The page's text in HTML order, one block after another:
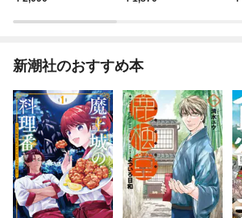
新潮社のおすすめ本